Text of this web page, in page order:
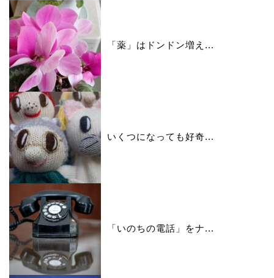
「薬」はドンドン増え...
いくつになっても好奇...
「いのちの電話」をナ...